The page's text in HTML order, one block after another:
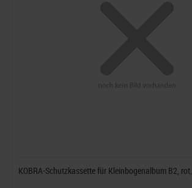
KOBRA-Schutzkassette für Kleinbogenalbum B2, rot,